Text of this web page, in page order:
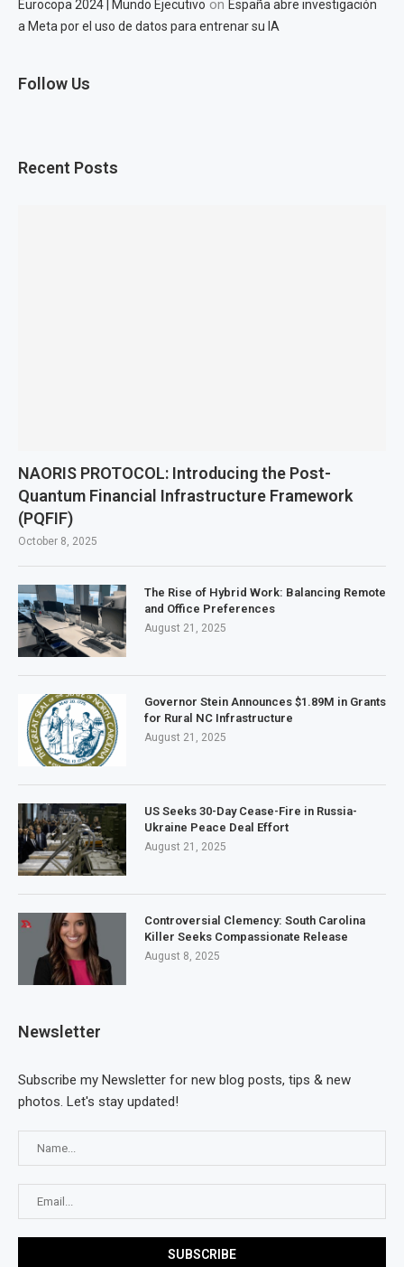
Eurocopa 2024 | Mundo Ejecutivo on España abre investigación
a Meta por el uso de datos para entrenar su IA
Follow Us
Recent Posts
NAORIS PROTOCOL: Introducing the Post-
Quantum Financial Infrastructure Framework
(PQFIF)
October 8, 2025
The Rise of Hybrid Work: Balancing Remote
and Office Preferences
August 21, 2025
Governor Stein Announces $1.89M in Grants
for Rural NC Infrastructure
August 21, 2025
US Seeks 30-Day Cease-Fire in Russia-
Ukraine Peace Deal Effort
August 21, 2025
Controversial Clemency: South Carolina
Killer Seeks Compassionate Release
August 8, 2025
Newsletter
Subscribe my Newsletter for new blog posts, tips & new
photos. Let's stay updated!